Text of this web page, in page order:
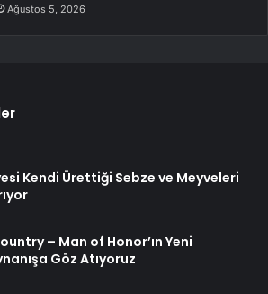
Ağustos 5, 2026
Kendi Ürettiği Sebze ve Meyveleri
– Man of Honor’ın Yeni
Göz Atıyoruz